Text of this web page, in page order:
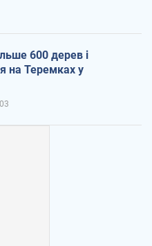
600 дерев і
на Теремках у